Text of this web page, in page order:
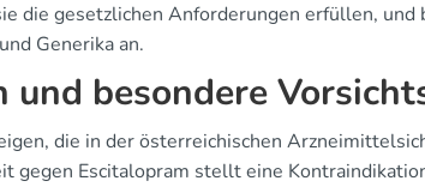
die gesetzlichen Anforderungen erfüllen, und
Generika an.
und besondere
die in der österreichischen
gegen Escitalopram stellt eine